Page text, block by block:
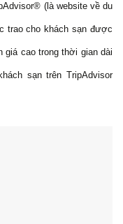
(là website về du
trao cho khách sạn được
giá cao trong thời gian dài
sạn trên TripAdvisor